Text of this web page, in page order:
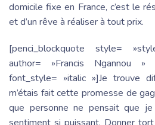
domicile fixe en France, c’est le
et d’un rêve à réaliser à tout prix.
[penci_blockquote style=
author= »Francis Ngannou
font_style= »italic »]Je trouve
m’étais fait cette promesse de
que personne ne pensait que